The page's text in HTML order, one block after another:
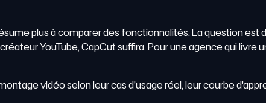
plus à comparer des fonctionnalités. La question
YouTube, CapCut suffira. Pour une agence qui
vidéo selon leur cas d'usage réel, leur courbe